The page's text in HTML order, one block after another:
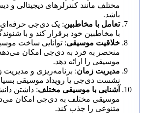
مختلف مانند کنترلر‌های دیجیتالی و
باشد.
تعامل با مخاطبین: یک دی‌جی حرفه‌ای
با مخاطبین خود برقرار کند و با
خلاقیت موسیقی: توانایی ساخت
منحصر به فرد به دی‌جی امکان می‌دهد
موسیقی را ارائه دهد.
مدیریت زمان: برنامه‌ریزی و
نشست دی‌جی یا رویداد موسیقی
آشنایی با موسیقی مختلف: داشتن
موسیقی مختلف به دی‌جی امکان
متنوعی را جذب کند.